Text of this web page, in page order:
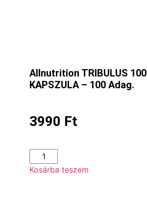
Allnutrition TRIBULUS 100
KAPSZULA – 100 Adag.
3990 Ft
Kosárba teszem